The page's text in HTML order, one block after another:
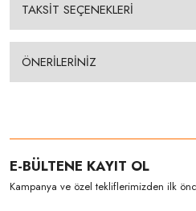
TAKSİT SEÇENEKLERİ
ÖNERİLERİNİZ
E-BÜLTENE KAYIT OL
Kampanya ve özel tekliflerimizden ilk